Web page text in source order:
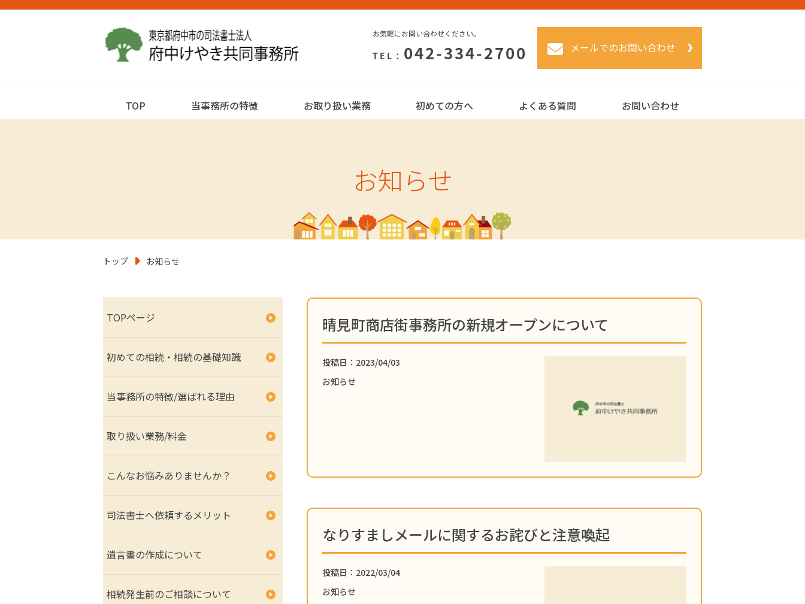
お気軽にお問い合わせください。
TEL： 042-334-2700 メールでのお問い合わせ
TOP 当事務所の特徴 お取り扱い業務 初めての方へ よくある質問 お問い合わせ
お知らせ
トップ お知らせ
晴見町商店街事務所の新規オープンについて
投稿日：2023/04/03
お知らせ
なりすましメールに関するお詫びと注意喚起
投稿日：2022/03/04
お知らせ
TOPページ
初めての相続・相続の基礎知識
当事務所の特徴/選ばれる理由
取り扱い業務/料金
こんなお悩みありませんか？
司法書士へ依頼するメリット
遺言書の作成について
相続発生前のご相談について